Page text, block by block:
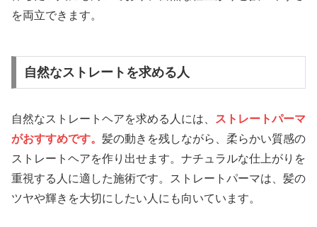
を両立できます。
自然なストレートを求める人
自然なストレートヘアを求める人には、
ストレートパーマ
がおすすめです。 髪の動きを残しながら、柔らかい質感の
ストレートヘアを作り出せます。ナチュラルな仕上がりを
重視する人に適した施術です。ストレートパーマは、髪の
ツヤや輝きを大切にしたい人にも向いています。